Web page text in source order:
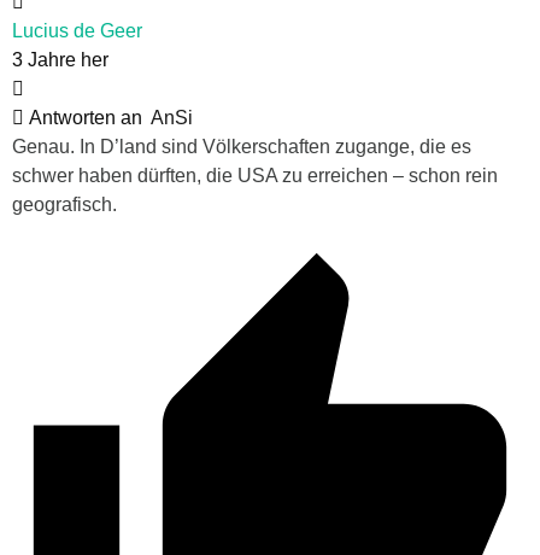
Lucius de Geer
3 Jahre her
Antworten an AnSi
Genau. In D’land sind Völkerschaften zugange, die es
schwer haben dürften, die USA zu erreichen – schon rein
geografisch.